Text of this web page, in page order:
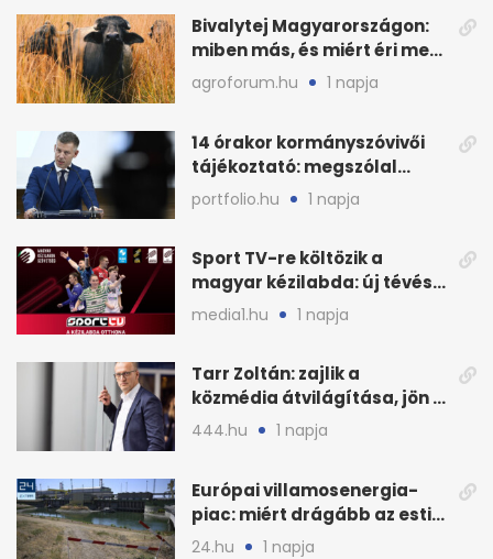
Bivalytej Magyarországon:
miben más, és miért éri meg
feldolgozni?
agroforum.hu 1 napja
14 órakor kormányszóvivői
tájékoztató: megszólal
Magyar Péter is
portfolio.hu 1 napja
Sport TV-re költözik a
magyar kézilabda: új tévés
megállapodás
media1.hu 1 napja
Tarr Zoltán: zajlik a
közmédia átvilágítása, jön a
nyilvános véleményezés
444.hu 1 napja
Európai villamosenergia-
piac: miért drágább az esti
áram Magyarországon
24.hu 1 napja